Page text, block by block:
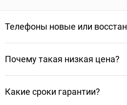
Телефоны новые или
Почему такая низкая цена?
Какие сроки гарантии?